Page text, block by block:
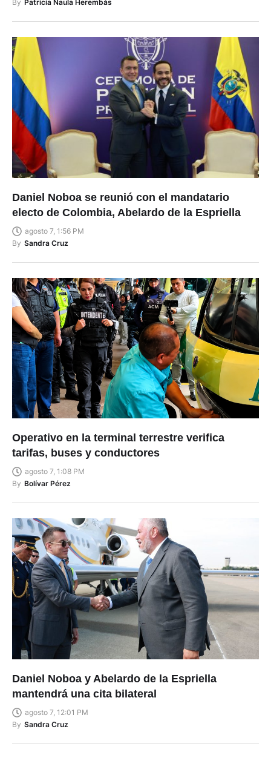
By Patricia Naula Herembás
Daniel Noboa se reunió con el mandatario
electo de Colombia, Abelardo de la Espriella
agosto 7, 1:56 PM
By Sandra Cruz
Operativo en la terminal terrestre verifica
tarifas, buses y conductores
agosto 7, 1:08 PM
By Bolívar Pérez
Daniel Noboa y Abelardo de la Espriella
mantendrá una cita bilateral
agosto 7, 12:01 PM
By Sandra Cruz